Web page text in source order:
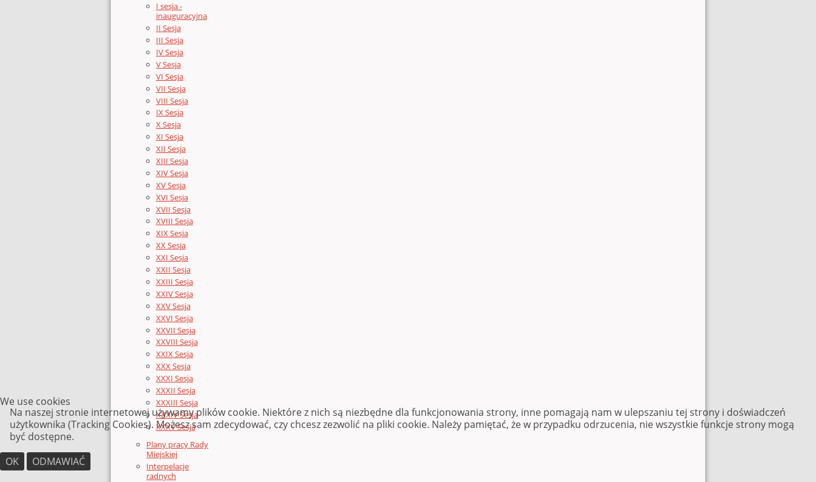
I sesja -
inauguracyjna
II Sesja
III Sesja
IV Sesja
V Sesja
VI Sesja
VII Sesja
VIII Sesja
IX Sesja
X Sesja
XI Sesja
XII Sesja
XIII Sesja
XIV Sesja
XV Sesja
XVI Sesja
XVII Sesja
XVIII Sesja
XIX Sesja
XX Sesja
XXI Sesja
XXII Sesja
XXIII Sesja
XXIV Sesja
XXV Sesja
XXVI Sesja
XXVII Sesja
XXVIII Sesja
XXIX Sesja
XXX Sesja
XXXI Sesja
XXXII Sesja
XXXIII Sesja
XXXIV Sesja
XXXV Sesja
Plany pracy Rady
Miejskiej
Interpelacje
radnych
We use cookies
Na naszej stronie internetowej używamy plików cookie. Niektóre z nich są niezbędne dla funkcjonowania strony, inne pomagają nam w ulepszaniu tej strony i doświadczeń
użytkownika (Tracking Cookies). Możesz sam zdecydować, czy chcesz zezwolić na pliki cookie. Należy pamiętać, że w przypadku odrzucenia, nie wszystkie funkcje strony mogą
być dostępne.
OK
ODMAWIAĆ